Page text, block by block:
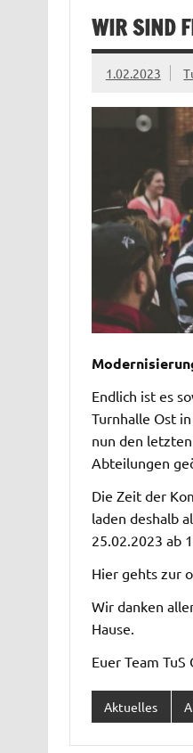
WIR SIND
1.02.2023
Endlich ist es
Turnhalle Ost
nun den
Abteilungen
Die Zeit der
laden deshalb
25.02.2023 ab
Hier gehts zur
Wir danken
Hause.
Euer Team TuS
Aktuelles